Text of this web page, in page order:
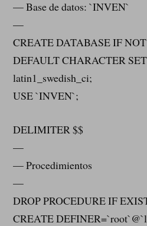
— Base de datos: `INVEN`
—
CREATE DATABASE IF
DEFAULT CHARACTER
latin1_swedish_ci;
USE `INVEN`;
DELIMITER $$
—
— Procedimientos
—
DROP PROCEDURE IF
CREATE